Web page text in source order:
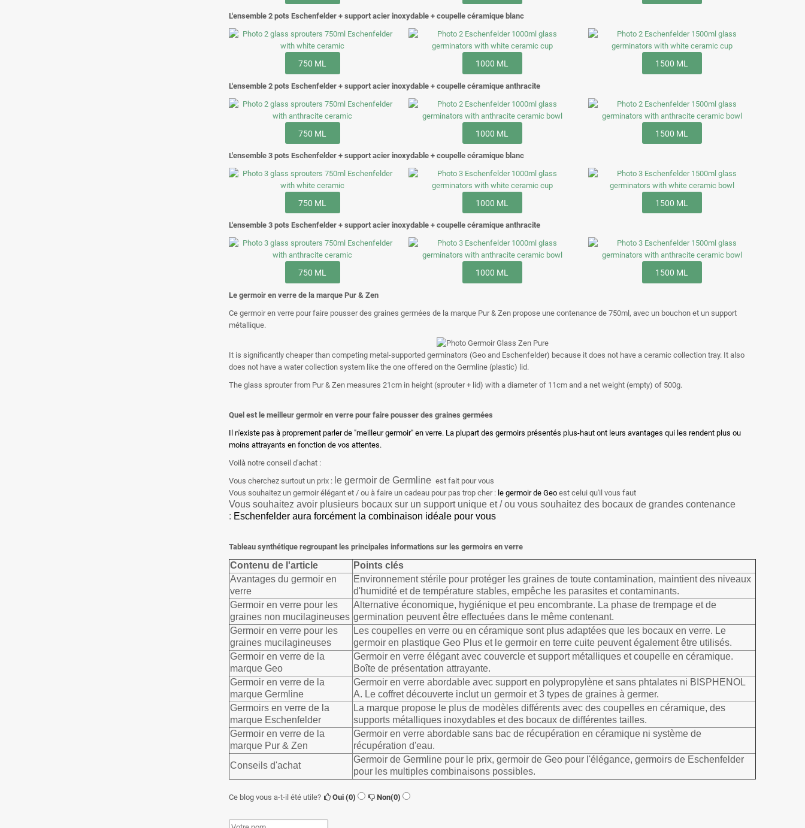
L'ensemble 2 pots Eschenfelder + support acier inoxydable + coupelle céramique blanc
750 ML 1000 ML 1500 ML
L'ensemble 2 pots Eschenfelder + support acier inoxydable + coupelle céramique anthracite
750 ML 1000 ML 1500 ML
L'ensemble 3 pots Eschenfelder + support acier inoxydable + coupelle céramique blanc
750 ML 1000 ML 1500 ML
L'ensemble 3 pots Eschenfelder + support acier inoxydable + coupelle céramique anthracite
750 ML 1000 ML 1500 ML
Le germoir en verre de la marque Pur & Zen
Ce germoir en verre pour faire pousser des graines germées de la marque Pur & Zen propose une contenance de 750ml, avec un bouchon et un support
métallique.
It is significantly cheaper than competing metal-supported germinators (Geo and Eschenfelder) because it does not have a ceramic collection tray. It also
does not have a water collection system like the one offered on the Germline (plastic) lid.
The glass sprouter from Pur & Zen measures 21cm in height (sprouter + lid) with a diameter of 11cm and a net weight (empty) of 500g.
Quel est le meilleur germoir en verre pour faire pousser des graines germées
Il n'existe pas à proprement parler de "meilleur germoir" en verre. La plupart des germoirs présentés plus-haut ont leurs avantages qui les rendent plus ou
moins attrayants en fonction de vos attentes.
Voilà notre conseil d'achat :
Vous cherchez surtout un prix : le germoir de Germline est fait pour vous
Vous souhaitez un germoir élégant et / ou à faire un cadeau pour pas trop cher : le germoir de Geo est celui qu'il vous faut
Vous souhaitez avoir plusieurs bocaux sur un support unique et / ou vous souhaitez des bocaux de grandes contenance
: Eschenfelder aura forcément la combinaison idéale pour vous
Tableau synthétique regroupant les principales informations sur les germoirs en verre
Contenu de l'article
Points clés
Avantages du germoir en
verre
Environnement stérile pour protéger les graines de toute contamination, maintient des niveaux
d'humidité et de température stables, empêche les parasites et contaminants.
Germoir en verre pour les
graines non mucilagineuses
Alternative économique, hygiénique et peu encombrante. La phase de trempage et de
germination peuvent être effectuées dans le même contenant.
Germoir en verre pour les
graines mucilagineuses
Les coupelles en verre ou en céramique sont plus adaptées que les bocaux en verre. Le
germoir en plastique Geo Plus et le germoir en terre cuite peuvent également être utilisés.
Germoir en verre de la
marque Geo
Germoir en verre élégant avec couvercle et support métalliques et coupelle en céramique.
Boîte de présentation attrayante.
Germoir en verre de la
marque Germline
Germoir en verre abordable avec support en polypropylène et sans phtalates ni BISPHENOL
A. Le coffret découverte inclut un germoir et 3 types de graines à germer.
Germoirs en verre de la
marque Eschenfelder
La marque propose le plus de modèles différents avec des coupelles en céramique, des
supports métalliques inoxydables et des bocaux de différentes tailles.
Germoir en verre de la
marque Pur & Zen
Germoir en verre abordable sans bac de récupération en céramique ni système de
récupération d'eau.
Conseils d'achat
Germoir de Germline pour le prix, germoir de Geo pour l'élégance, germoirs de Eschenfelder
pour les multiples combinaisons possibles.
Ce blog vous a-t-il été utile? Oui (0) Non(0)